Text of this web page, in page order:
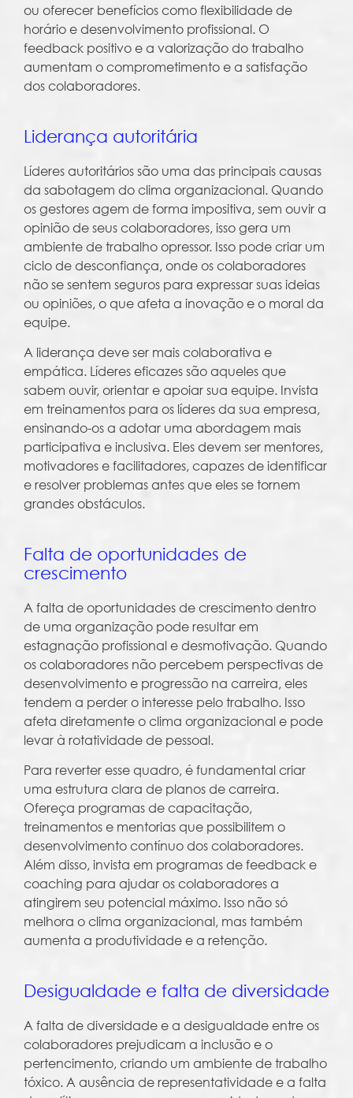
ou oferecer benefícios como flexibilidade de
horário e desenvolvimento profissional. O
feedback positivo e a valorização do trabalho
aumentam o comprometimento e a satisfação
dos colaboradores.
Liderança autoritária
Líderes autoritários são uma das principais causas
da sabotagem do clima organizacional. Quando
os gestores agem de forma impositiva, sem ouvir a
opinião de seus colaboradores, isso gera um
ambiente de trabalho opressor. Isso pode criar um
ciclo de desconfiança, onde os colaboradores
não se sentem seguros para expressar suas ideias
ou opiniões, o que afeta a inovação e o moral da
equipe.
A liderança deve ser mais colaborativa e
empática. Líderes eficazes são aqueles que
sabem ouvir, orientar e apoiar sua equipe. Invista
em treinamentos para os líderes da sua empresa,
ensinando-os a adotar uma abordagem mais
participativa e inclusiva. Eles devem ser mentores,
motivadores e facilitadores, capazes de identificar
e resolver problemas antes que eles se tornem
grandes obstáculos.
Falta de oportunidades de
crescimento
A falta de oportunidades de crescimento dentro
de uma organização pode resultar em
estagnação profissional e desmotivação. Quando
os colaboradores não percebem perspectivas de
desenvolvimento e progressão na carreira, eles
tendem a perder o interesse pelo trabalho. Isso
afeta diretamente o clima organizacional e pode
levar à rotatividade de pessoal.
Para reverter esse quadro, é fundamental criar
uma estrutura clara de planos de carreira.
Ofereça programas de capacitação,
treinamentos e mentorias que possibilitem o
desenvolvimento contínuo dos colaboradores.
Além disso, invista em programas de feedback e
coaching para ajudar os colaboradores a
atingirem seu potencial máximo. Isso não só
melhora o clima organizacional, mas também
aumenta a produtividade e a retenção.
Desigualdade e falta de diversidade
A falta de diversidade e a desigualdade entre os
colaboradores prejudicam a inclusão e o
pertencimento, criando um ambiente de trabalho
tóxico. A ausência de representatividade e a falta